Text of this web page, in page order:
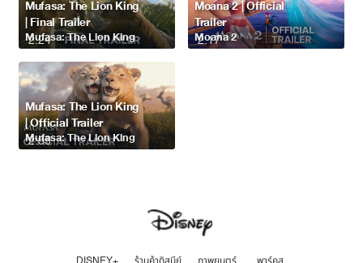
2:24
Mufasa: The Lion King
| Final Trailer
Mufasa: The Lion King 2:17
Moana 2 | Official
Trailer
Moana 2
2:35
Mufasa: The Lion King
| Official Trailer
Mufasa: The Lion King